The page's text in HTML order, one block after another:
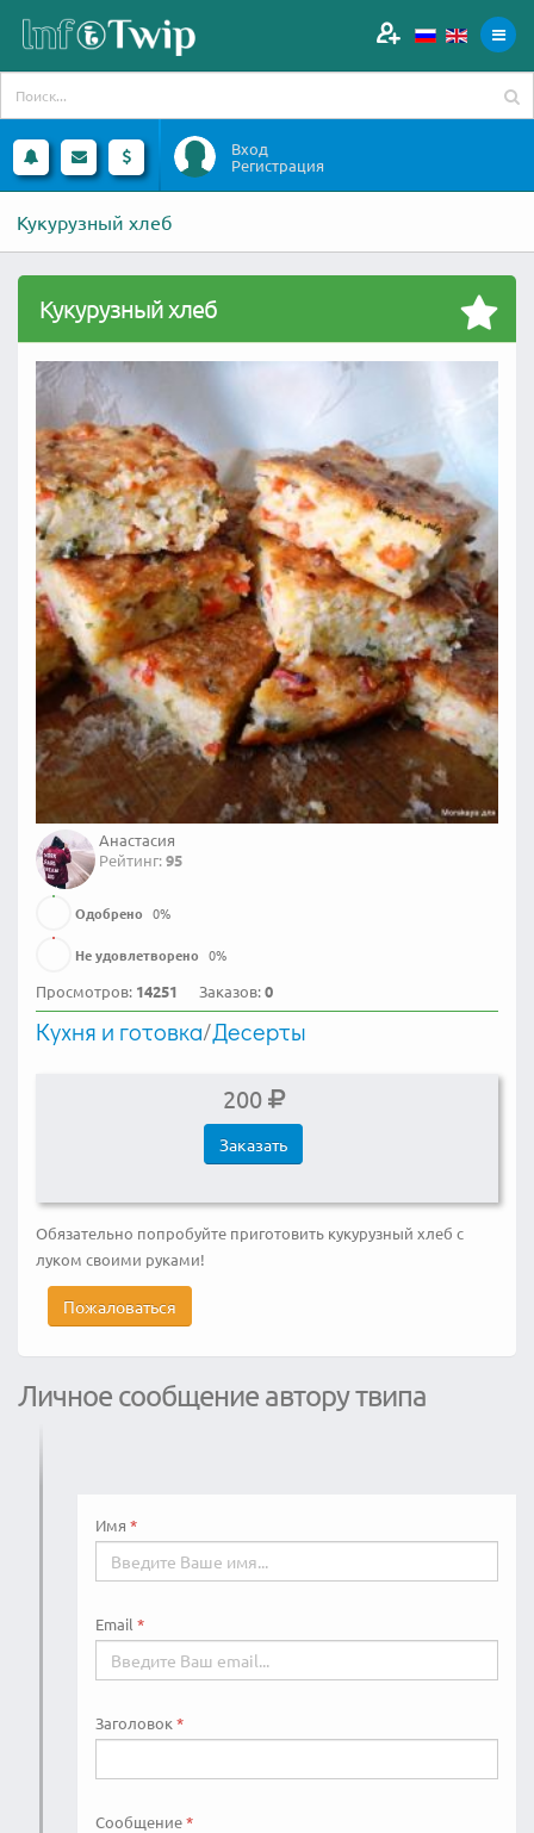
Вход
Регистрация
Кукурузный хлеб
Кукурузный хлеб
Анастасия
Рейтинг:95
Одобрено 0%
Не удовлетворено 0%
Просмотров: 14251 Заказов:0
Кухня и готовка/Десерты
200
Заказать
Обязательно попробуйте приготовить кукурузный хлеб с
луком своими руками!
Пожаловаться
Личное сообщение автору твипа
Имя
Email
Заголовок
Сообщение